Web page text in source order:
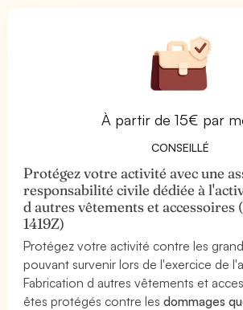
À partir de 15€ par
CONSEILLÉ
Protégez votre activité avec une
responsabilité civile dédiée à
d autres vêtements et accessoires
1419Z)
Protégez votre activité contre les
pouvant survenir lors de l'exercice de
Fabrication d autres vêtements et
êtes protégés contre lesdommages